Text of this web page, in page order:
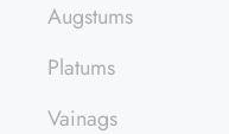
Augstums
Platums
Vainags